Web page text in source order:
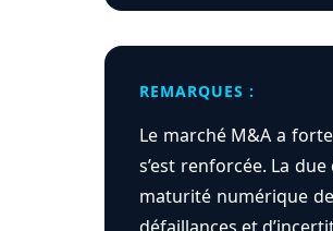
REMARQUES :
Le marché M&A a
s’est renforcée. La
maturité numérique